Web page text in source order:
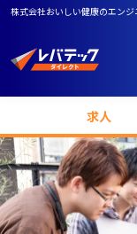
株式会社おいしい健康のエン
求人